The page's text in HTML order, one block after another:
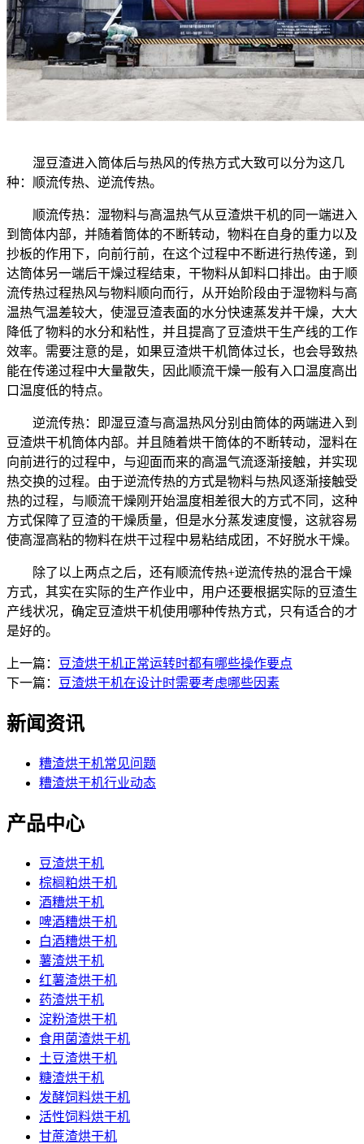
湿豆渣进入筒体后与热风的传热方式大致可以分为这几
种：顺流传热、逆流传热。
顺流传热：湿物料与高温热气从豆渣烘干机的同一端进入
到筒体内部，并随着筒体的不断转动，物料在自身的重力以及
抄板的作用下，向前行前，在这个过程中不断进行热传递，到
达筒体另一端后干燥过程结束，干物料从卸料口排出。由于顺
流传热过程热风与物料顺向而行，从开始阶段由于湿物料与高
温热气温差较大，使湿豆渣表面的水分快速蒸发并干燥，大大
降低了物料的水分和粘性，并且提高了豆渣烘干生产线的工作
效率。需要注意的是，如果豆渣烘干机筒体过长，也会导致热
能在传递过程中大量散失，因此顺流干燥一般有入口温度高出
口温度低的特点。
逆流传热：即湿豆渣与高温热风分别由筒体的两端进入到
豆渣烘干机筒体内部。并且随着烘干筒体的不断转动，湿料在
向前进行的过程中，与迎面而来的高温气流逐渐接触，并实现
热交换的过程。由于逆流传热的方式是物料与热风逐渐接触受
热的过程，与顺流干燥刚开始温度相差很大的方式不同，这种
方式保障了豆渣的干燥质量，但是水分蒸发速度慢，这就容易
使高湿高粘的物料在烘干过程中易粘结成团，不好脱水干燥。
除了以上两点之后，还有顺流传热+逆流传热的混合干燥
方式，其实在实际的生产作业中，用户还要根据实际的豆渣生
产线状况，确定豆渣烘干机使用哪种传热方式，只有适合的才
是好的。
上一篇：
豆渣烘干机正常运转时都有哪些操作要点
下一篇：
豆渣烘干机在设计时需要考虑哪些因素
新闻资讯
糟渣烘干机常见问题
糟渣烘干机行业动态
产品中心
豆渣烘干机
棕榈粕烘干机
酒糟烘干机
啤酒糟烘干机
白酒糟烘干机
薯渣烘干机
红薯渣烘干机
药渣烘干机
淀粉渣烘干机
食用菌渣烘干机
土豆渣烘干机
糖渣烘干机
发酵饲料烘干机
活性饲料烘干机
甘蔗渣烘干机